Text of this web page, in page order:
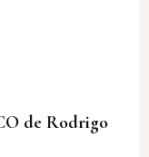
de Rodrigo